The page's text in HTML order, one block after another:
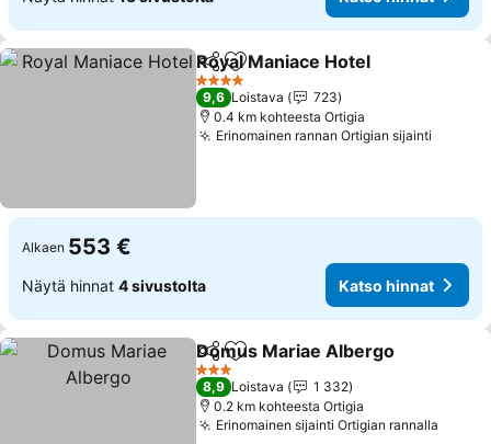
Jaa Lisää suosikkeihin
Royal Maniace Hotel
4 Tähtiluokitus
9,6 Loistava
723
0.4 km kohteesta Ortigia
Erinomainen rannan Ortigian sijainti
Alkaen 553 €
Näytä hinnat 4 sivustolta Katso hinnat
Jaa Lisää suosikkeihin
Domus Mariae Albergo
3 Tähtiluokitus
8,9 Loistava
1 332
0.2 km kohteesta Ortigia
Erinomainen sijainti Ortigian rannalla